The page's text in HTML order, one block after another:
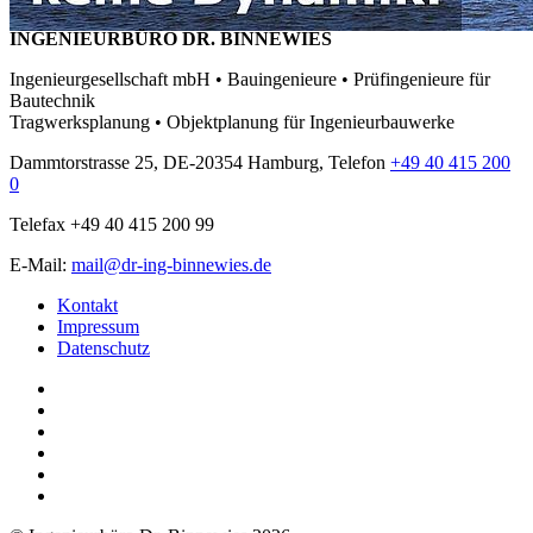
INGENIEURBÜRO DR. BINNEWIES
Ingenieurgesellschaft mbH • Bauingenieure • Prüfingenieure für
Bautechnik
Tragwerksplanung • Objektplanung für Ingenieurbauwerke
Dammtorstrasse 25, DE-20354 Hamburg, Telefon +49 40 415 200
0
Telefax +49 40 415 200 99
E-Mail: mail@dr-ing-binnewies.de
Kontakt
Impressum
Datenschutz